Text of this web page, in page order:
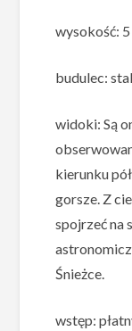
wysokość:
budulec:
widoki: Są
kierunku
gorsze. Z
spojrzeć na
Śnieżce.
wstęp: